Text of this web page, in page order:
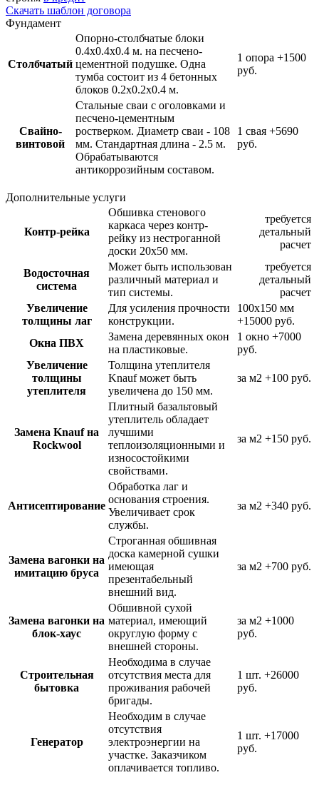
Скачать шаблон договора
Фундамент
Столбчатый
Опорно-столбчатые блоки
0.4х0.4х0.4 м. на песчено-
цементной подушке. Одна
тумба состоит из 4 бетонных
блоков 0.2х0.2х0.4 м.
1 опора +1500
руб.
Свайно-
винтовой
Стальные сваи с оголовками и
песчено-цементным
ростверком. Диаметр сваи - 108
мм. Стандартная длина - 2.5 м.
Обрабатываются
антикоррозийным составом.
1 свая +5690
руб.
Дополнительные услуги
Контр-рейка
Обшивка стенового
каркаса через контр-
рейку из нестроганной
доски 20х50 мм.
требуется
детальный
расчет
Водосточная
система
Может быть использован
различный материал и
тип системы.
требуется
детальный
расчет
Увеличение
толщины лаг
Для усиления прочности
конструкции.
100х150 мм
+15000 руб.
Окна ПВХ
Замена деревянных окон
на пластиковые.
1 окно +7000
руб.
Увеличение
толщины
утеплителя
Толщина утеплителя
Knauf может быть
увеличена до 150 мм.
за м2 +100 руб.
Замена Knauf на
Rockwool
Плитный базальтовый
утеплитель обладает
лучшими
теплоизоляционными и
износостойкими
свойствами.
за м2 +150 руб.
Антисептирование
Обработка лаг и
основания строения.
Увеличивает срок
службы.
за м2 +340 руб.
Замена вагонки на
имитацию бруса
Строганная обшивная
доска камерной сушки
имеющая
презентабельный
внешний вид.
за м2 +700 руб.
Замена вагонки на
блок-хаус
Обшивной сухой
материал, имеющий
округлую форму с
внешней стороны.
за м2 +1000
руб.
Строительная
бытовка
Необходима в случае
отсутствия места для
проживания рабочей
бригады.
1 шт. +26000
руб.
Генератор
Необходим в случае
отсутствия
электроэнергии на
участке. Заказчиком
оплачивается топливо.
1 шт. +17000
руб.